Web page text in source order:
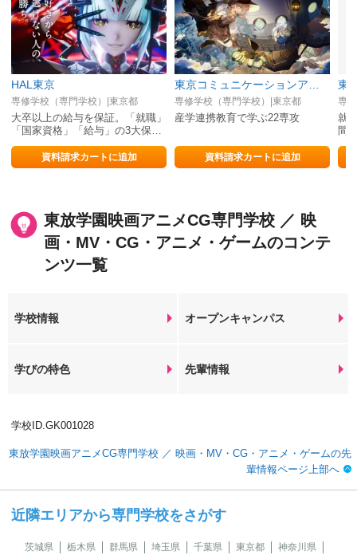
HAL東京
専修学校（専門学校）|東京都
大卒以上の給与を保証。「就職」
「国家資格」「給与」の3大保証
は自信の証明。
資料請求カートに追加
専修学校（専門学校）|東京都
産学連携教育で学ぶ22専攻
資料請求カートに追加
専
就
間
事
東放学園映画アニメCG専門学校 ／ 映
画・MV・CG・アニメ・ゲームのコンテ
ンツ一覧
学校情報 オープンキャンパス
学びの特色 先輩情報
学校ID.GK001028
東放学園映画アニメCG専門学校 ／ 映画・MV・CG・アニメ・ゲームの先
輩情報ページ上部へ
近隣エリアから専門学校をさがす
茨城県 栃木県 群馬県 埼玉県 千葉県 東京都
神奈川県